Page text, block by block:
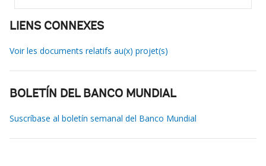
LIENS CONNEXES
Voir les documents relatifs au(x) projet(s)
BOLETÍN DEL BANCO MUNDIAL
Suscríbase al boletín semanal del Banco Mundial